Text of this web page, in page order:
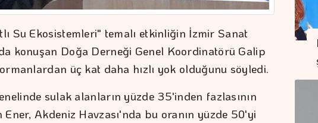
Su Ekosistemleri" temalı etkinliğin İzmir Sanat
konuşan Doğa Derneği Genel Koordinatörü Galip
üç kat daha hızlı yok olduğunu söyledi.
sulak alanların yüzde 35'inden fazlasının
Akdeniz Havzası'nda bu oranın yüzde 50'yi